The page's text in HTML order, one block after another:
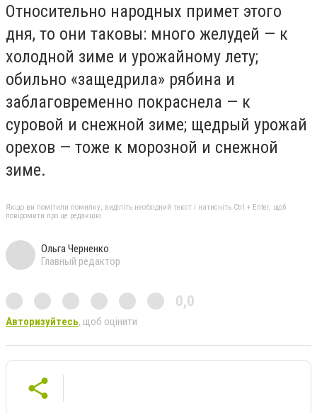
Относительно народных примет этого
дня, то они таковы: много желудей — к
холодной зиме и урожайному лету;
обильно «защедрила» рябина и
заблаговременно покраснела — к
суровой и снежной зиме; щедрый урожай
орехов — тоже к морозной и снежной
зиме.
Якщо ви помітили помилку, виділіть необхідний текст і натисніть Ctrl + Enter, щоб
повідомити про це редакцію
Ольга Черненко
Главный редактор
0,0
Авторизуйтесь, щоб оцінити